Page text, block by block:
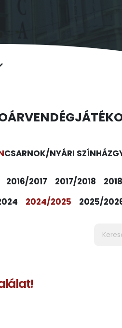
CSARNOK/NYÁRI SZÍNHÁZ
2016/2017 2017/2018
2024/2025 2025/